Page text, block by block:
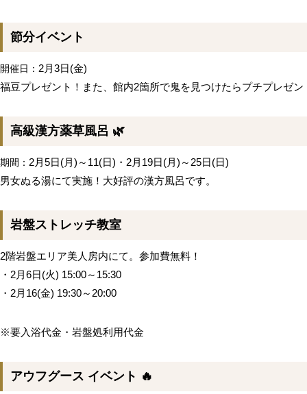
節分イベント
開催日： 2月3日(金)
福豆プレゼント！また、館内2箇所で鬼を見つけたらプチプレゼン
高級漢方薬草風呂 🌿
期間： 2月5日(月)～11(日)・2月19日(月)～25日(日)
男女ぬる湯にて実施！大好評の漢方風呂です。
岩盤ストレッチ教室
2階岩盤エリア美人房内にて。参加費無料！
・2月6日(火) 15:00～15:30
・2月16(金) 19:30～20:00
※要入浴代金・岩盤処利用代金
アウフグース イベント 🔥